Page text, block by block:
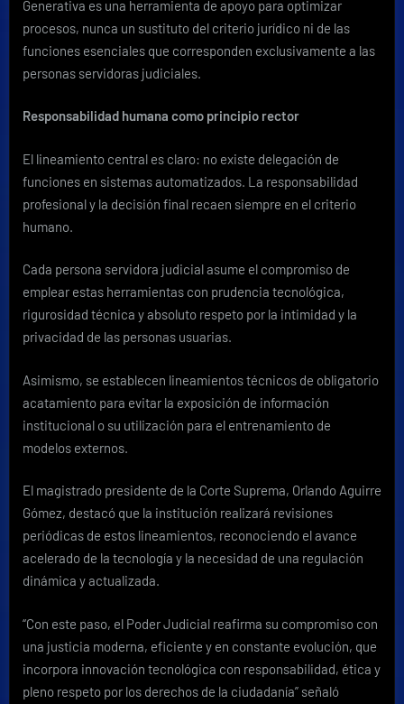
Generativa es una herramienta de apoyo para optimizar
procesos, nunca un sustituto del criterio jurídico ni de las
funciones esenciales que corresponden exclusivamente a las
personas servidoras judiciales.
Responsabilidad humana como principio rector
El lineamiento central es claro: no existe delegación de
funciones en sistemas automatizados. La responsabilidad
profesional y la decisión final recaen siempre en el criterio
humano.
Cada persona servidora judicial asume el compromiso de
emplear estas herramientas con prudencia tecnológica,
rigurosidad técnica y absoluto respeto por la intimidad y la
privacidad de las personas usuarias.
Asimismo, se establecen lineamientos técnicos de obligatorio
acatamiento para evitar la exposición de información
institucional o su utilización para el entrenamiento de
modelos externos.
El magistrado presidente de la Corte Suprema, Orlando Aguirre
Gómez, destacó que la institución realizará revisiones
periódicas de estos lineamientos, reconociendo el avance
acelerado de la tecnología y la necesidad de una regulación
dinámica y actualizada.
“Con este paso, el Poder Judicial reafirma su compromiso con
una justicia moderna, eficiente y en constante evolución, que
incorpora innovación tecnológica con responsabilidad, ética y
pleno respeto por los derechos de la ciudadanía” señaló